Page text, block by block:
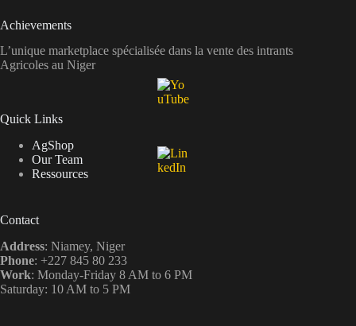
Achievements
L’unique marketplace spécialisée dans la vente des intrants
Agricoles au Niger
Quick Links
AgShop
Our Team
Ressources
Contact
Address: Niamey, Niger
Phone: +227 845 80 233
Work: Monday-Friday 8 AM to 6 PM
Saturday: 10 AM to 5 PM